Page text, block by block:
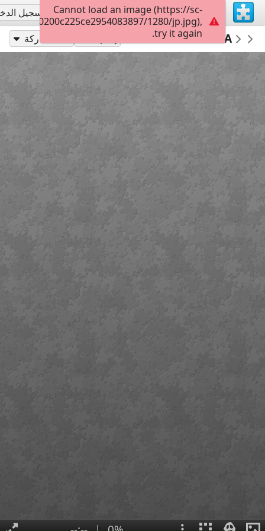
تسجيل الاشتراك تسجيل
muge06
Untitled
HÜCREDEN ORGANİZMAYA مشاركة
Cannot load an image (https://sc-
1280/jp.jpg),
try it again.